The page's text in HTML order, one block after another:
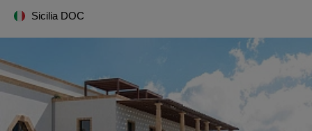
Sicilia DOC